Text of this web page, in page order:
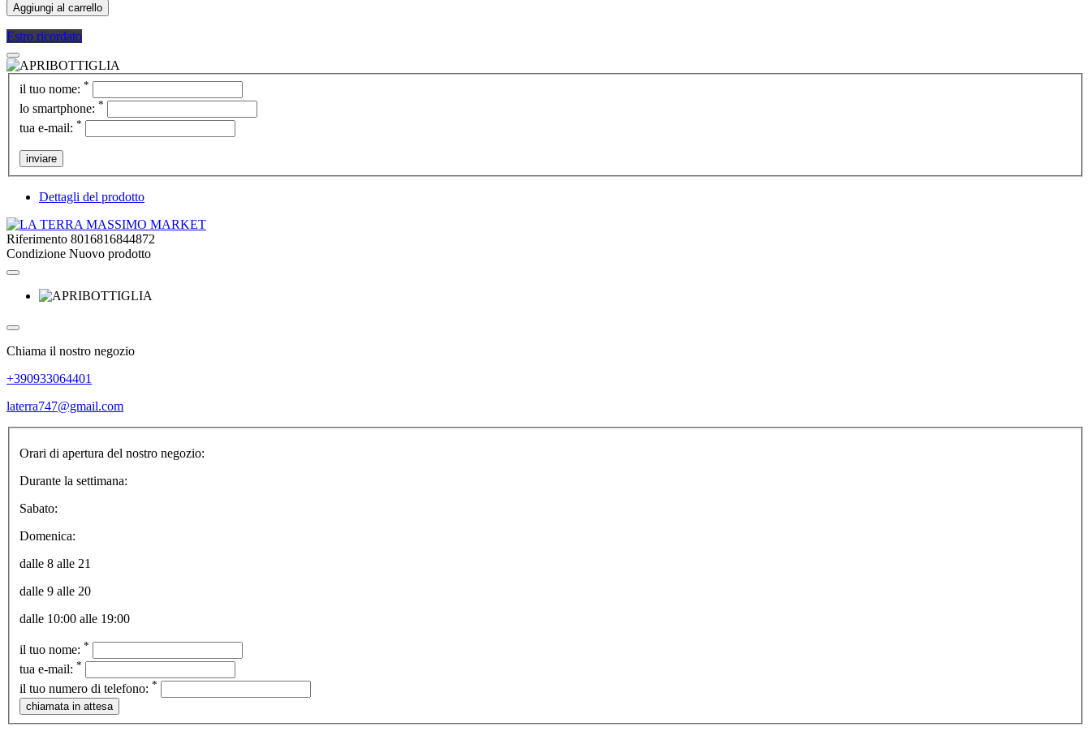
Aggiungi al carrello
Estro ricordato
il tuo nome: *
lo smartphone: *
tua e-mail: *
inviare
Dettagli del prodotto
Riferimento 8016816844872
Condizione Nuovo prodotto
Chiama il nostro negozio
+390933064401
laterra747@gmail.com
Orari di apertura del nostro negozio:
Durante la settimana:
Sabato:
Domenica:
dalle 8 alle 21
dalle 9 alle 20
dalle 10:00 alle 19:00
il tuo nome: *
tua e-mail: *
il tuo numero di telefono: *